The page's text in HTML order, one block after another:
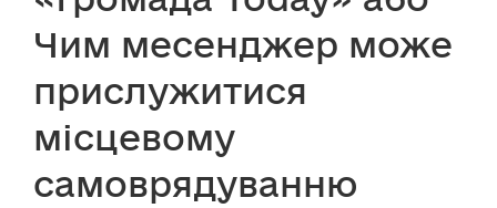
Чим месенджер може
прислужитися
місцевому
самоврядуванню